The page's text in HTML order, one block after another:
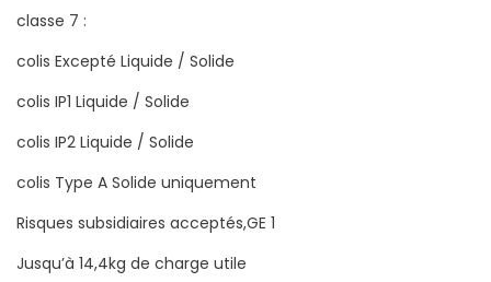
classe 7 :
colis Excepté Liquide / Solide
colis IP1 Liquide / Solide
colis IP2 Liquide / Solide
colis Type A Solide uniquement
Risques subsidiaires acceptés,GE 1
Jusqu’à 14,4kg de charge utile